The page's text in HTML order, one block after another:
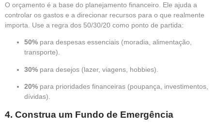
O orçamento é a base do planejamento financeiro. Ele ajuda a
controlar os gastos e a direcionar recursos para o que realmente
importa. Use a regra dos 50/30/20 como ponto de partida:
50% para despesas essenciais (moradia, alimentação,
transporte).
30% para desejos (lazer, viagens, hobbies).
20% para prioridades financeiras (poupança, investimentos,
dívidas).
4. Construa um Fundo de Emergência